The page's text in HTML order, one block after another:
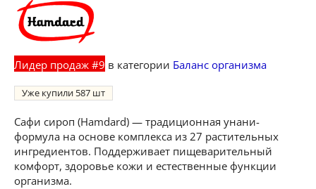
Лидер продаж #9 в категории Баланс организма
Уже купили 587
Сафи сироп (Hamdard) — традиционная унани-
формула на основе комплекса из 27 растительных
ингредиентов. Поддерживает пищеварительный
комфорт, здоровье кожи и естественные функции
организма.